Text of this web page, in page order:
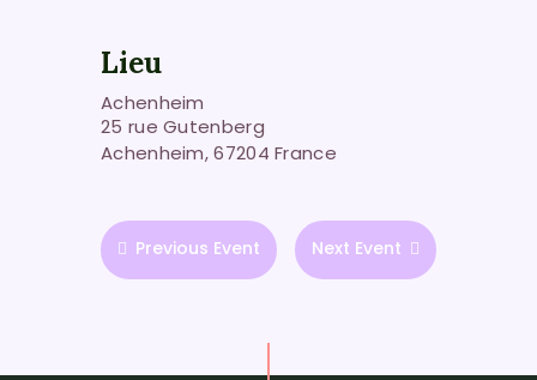
Lieu
Achenheim
25 rue Gutenberg
Achenheim, 67204 France
Previous Event Next Event